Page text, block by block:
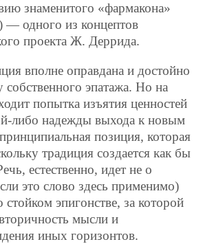
знаменитого «фармакона»
— одного из концептов
проекта Ж. Деррида.
вполне оправдана и достойно
эпатажа. Но на
попытка изъятия ценностей
либо надежды выхода к новым
позиция, которая
традиция создается как бы
естественно, идет не о
это слово здесь применимо)
стойком эпигонстве, за которой
мысли и
иных горизонтов.